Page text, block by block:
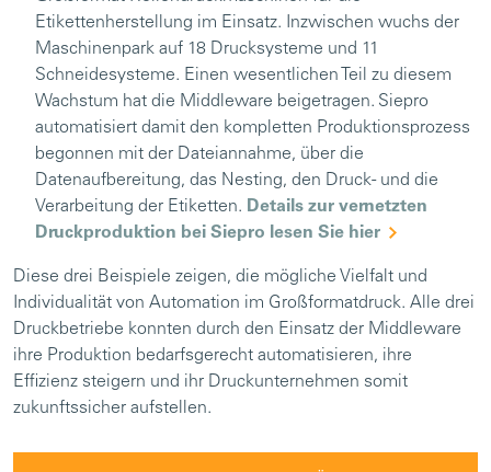
Etikettenherstellung im Einsatz. Inzwischen wuchs der
Maschinenpark auf 18 Drucksysteme und 11
Schneidesysteme. Einen wesentlichen Teil zu diesem
Wachstum hat die Middleware beigetragen. Siepro
automatisiert damit den kompletten Produktionsprozess
begonnen mit der Dateiannahme, über die
Datenaufbereitung, das Nesting, den Druck- und die
Verarbeitung der Etiketten. Details zur vernetzten
Druckproduktion bei Siepro lesen Sie hier
Diese drei Beispiele zeigen, die mögliche Vielfalt und
Individualität von Automation im Großformatdruck. Alle drei
Druckbetriebe konnten durch den Einsatz der Middleware
ihre Produktion bedarfsgerecht automatisieren, ihre
Effizienz steigern und ihr Druckunternehmen somit
zukunftssicher aufstellen.